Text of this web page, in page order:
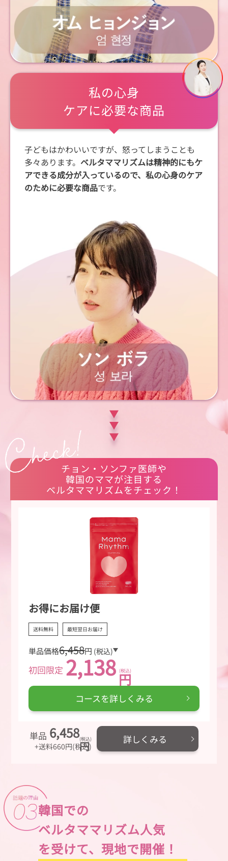
私の心身
ケアに必要な商品
子どもはかわいいですが、怒ってしまうことも
多々あります。 ベルタママリズムは精神的にもケ
アできる成分が入っているので、私の心身のケア
のために必要な商品です。
チョン・ソンファ医師や
韓国のママが注目する
ベルタママリズムをチェック！
お得にお届け便
送料無料 最短翌日お届け
単品価格6,458円 (税込)
初回限定 2,138円
(税込)
コースを詳しくみる
単品 6,458
円
(税込)
+送料660円(税込)
詳しくみる
韓国での
ベルタママリズム人気
を受けて、 現地で開催！